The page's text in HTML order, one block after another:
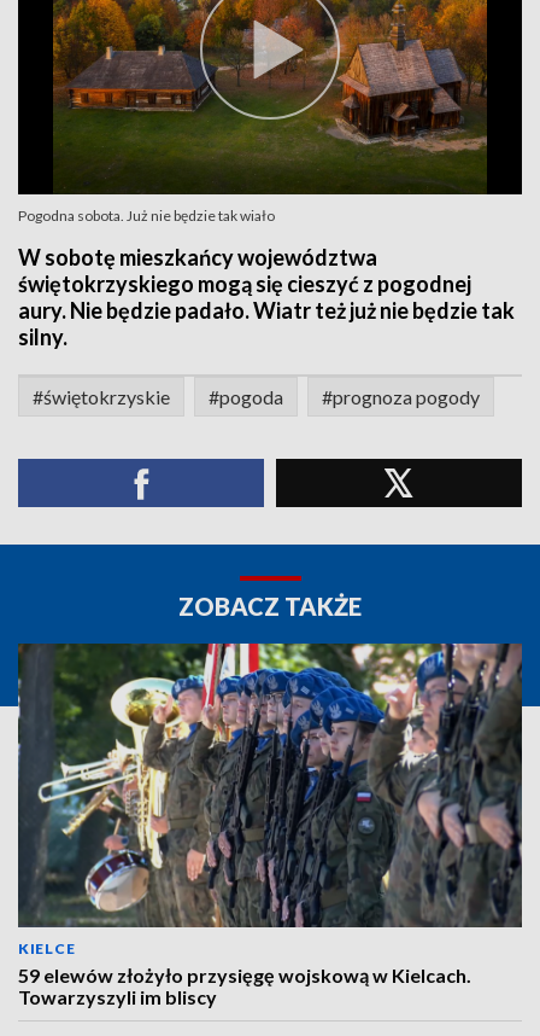
Pogodna sobota. Już nie będzie tak wiało
W sobotę mieszkańcy województwa
świętokrzyskiego mogą się cieszyć z pogodnej
aury. Nie będzie padało. Wiatr też już nie będzie tak
silny.
#świętokrzyskie #pogoda #prognoza pogody
ZOBACZ TAKŻE
KIELCE
59 elewów złożyło przysięgę wojskową w Kielcach.
Towarzyszyli im bliscy